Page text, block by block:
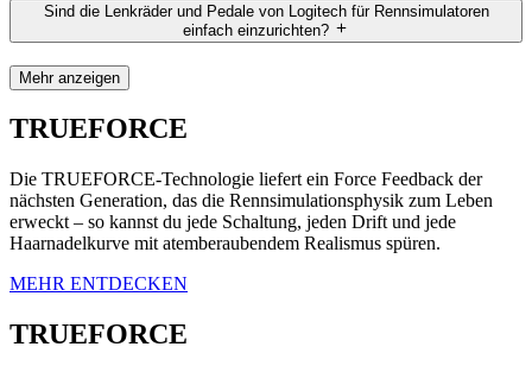
Sind die Lenkräder und Pedale von Logitech für Rennsimulatoren
einfach einzurichten?
Mehr anzeigen
TRUEFORCE
Die TRUEFORCE-Technologie liefert ein Force Feedback der
nächsten Generation, das die Rennsimulationsphysik zum Leben
erweckt – so kannst du jede Schaltung, jeden Drift und jede
Haarnadelkurve mit atemberaubendem Realismus spüren.
MEHR ENTDECKEN
TRUEFORCE